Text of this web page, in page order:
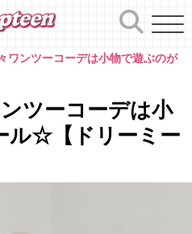
ワンツーコーデは小物で遊ぶのが
ツーコーデは小
ル☆【ドリーミー